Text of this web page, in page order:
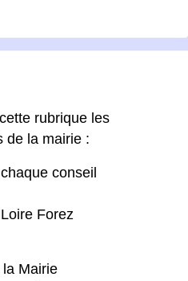
rubrique les
de la mairie :
conseil
Forez
Mairie